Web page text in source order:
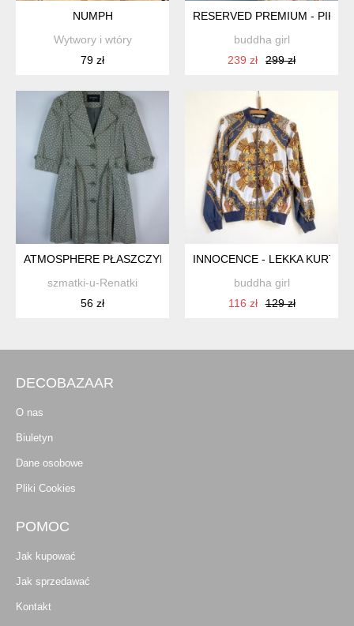
NUMPH
Wytwory i wtóry
79 zł
RESERVED PREMIUM -
buddha girl
239 zł
299 zł
ATMOSPHERE PŁASZCZYK BAWEŁNA KRÓTKIE RĘKAWY 10 /
szmatki-u-Renatki
56 zł
INNOCENCE - LEKKA KURTKA
buddha girl
116 zł
129 zł
DECOBAZAAR
O nas
Biuletyn
Dane osobowe
Pliki Cookies
POMOC
Jak kupować
Jak sprzedawać
Kontakt